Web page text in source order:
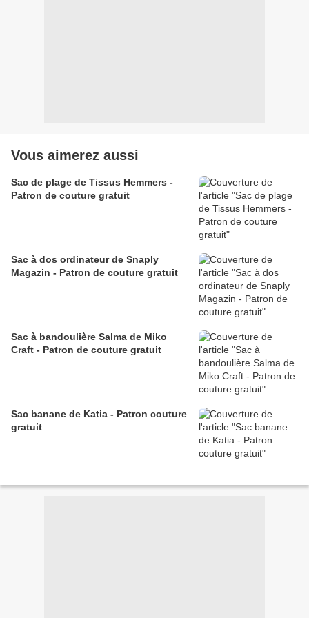
Vous aimerez aussi
Sac de plage de Tissus Hemmers -
Patron de couture gratuit
Sac à dos ordinateur de Snaply
Magazin - Patron de couture gratuit
Sac à bandoulière Salma de Miko
Craft - Patron de couture gratuit
Sac banane de Katia - Patron couture
gratuit